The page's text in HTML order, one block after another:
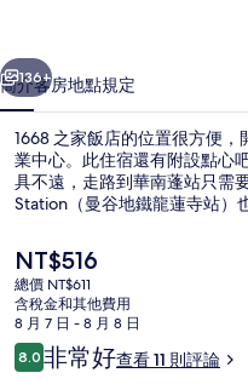
片
集
個 下一個
136+
簡介客房地點規定
1668 之家飯店的位置很方便
業中心。此住宿還有附設點心
具不遠，走路到華南蓬站只需
Station（曼谷地鐵龍蓮寺站）
目
前
的
價
格
是
NT$516
總價 NT$611
含稅金和其他費用
8 月 7 日 - 8 月 8 日
評
論
8.08.0 分，滿分 10 分，
非常好查看 11 則評論